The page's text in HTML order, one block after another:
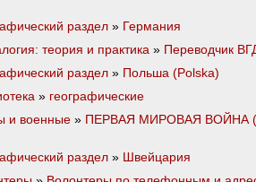
раздел » Германия
теория и практика » Переводчик
раздел » Польша (Polska)
» географические
и военные » ПЕРВАЯ МИРОВАЯ ВОЙНА
раздел » Швейцария